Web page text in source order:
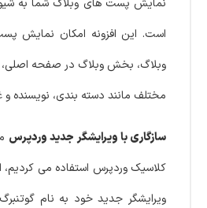
است. این افزونه امکان نمایش
وبلاگ، بخش وبلاگ در صفحه اصلی،
مختلف مانند دسته‌ بندی، نویسنده و
سازگاری با ویرایشگر جدید وردپرس
ویرایشگر جدید خود به نام